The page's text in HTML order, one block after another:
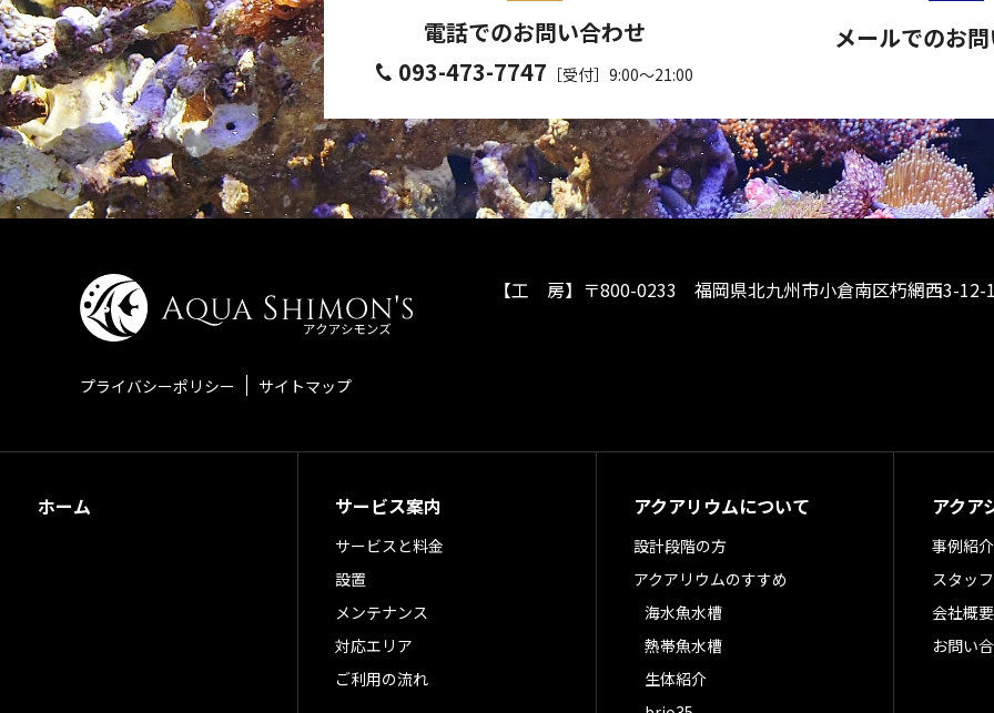
電話でのお問い合わせ
093-473-7747 ［受付］9:00～21:00
メールでのお
プライバシーポリシー サイトマップ
【工 房】 〒800-0233 福岡県北九州市小倉南区朽網西3-12-
ホーム サービス案内
サービスと料金
設置
メンテナンス
対応エリア
ご利用の流れ
アクアリウムについて
設計段階の方
アクアリウムのすすめ
海水魚水槽
熱帯魚水槽
生体紹介
アクア
事例紹介
スタッ
会社概要
お問い